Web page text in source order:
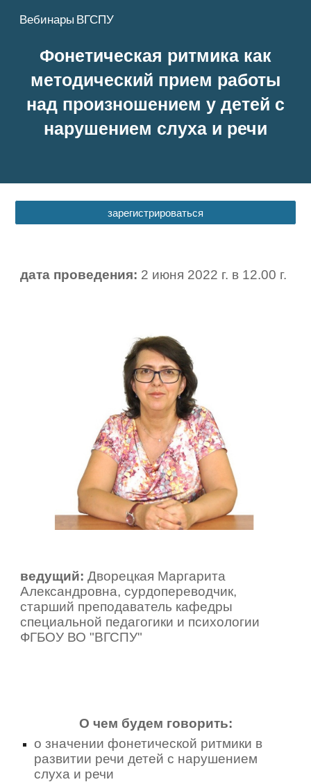
Skip to main content
Вебинары ВГСПУ
Фонетическая ритмика как
методический прием работы
над произношением у детей с
нарушением слуха и речи
зарегистрироваться
дата проведения: 2 июня 2022 г. в 12.00 г.
ведущий: Дворецкая Маргарита
Александровна, сурдопереводчик,
старший преподаватель кафедры
специальной педагогики и психологии
ФГБОУ ВО "ВГСПУ"
О чем будем говорить:
о значении фонетической ритмики в
развитии речи детей с нарушением
слуха и речи